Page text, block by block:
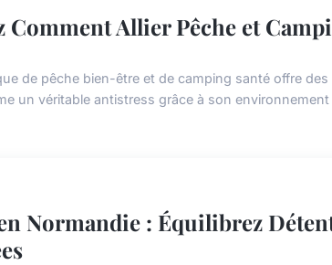
Comment Allier Pêche et
de pêche bien-être et de camping santé offre
un véritable antistress grâce à son environnement
Normandie : Équilibrez